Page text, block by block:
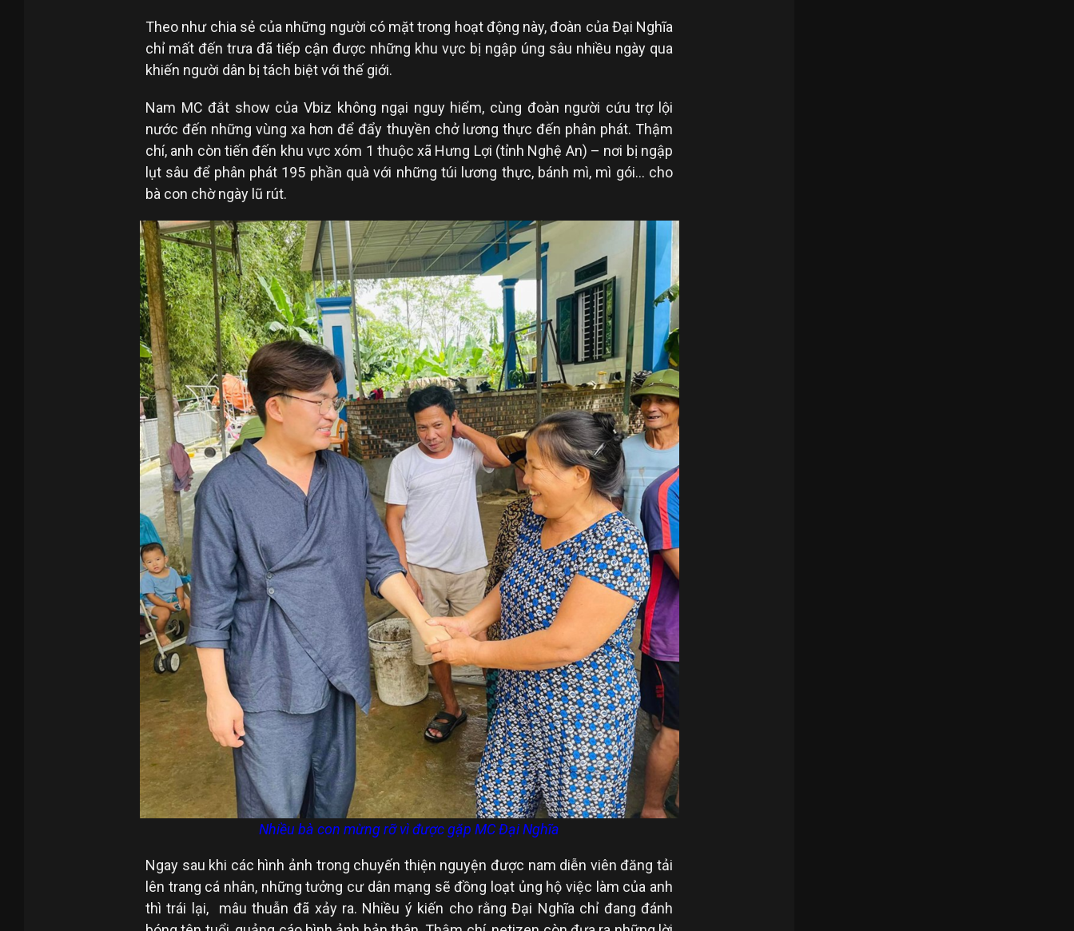
Theo như chia sẻ của những người có mặt trong hoạt động này, đoàn của Đại Nghĩa
chỉ mất đến trưa đã tiếp cận được những khu vực bị ngập úng sâu nhiều ngày qua
khiến người dân bị tách biệt với thế giới.
Nam MC đắt show của Vbiz không ngại nguy hiểm, cùng đoàn người cứu trợ lội
nước đến những vùng xa hơn để đẩy thuyền chở lương thực đến phân phát. Thậm
chí, anh còn tiến đến khu vực xóm 1 thuộc xã Hưng Lợi (tỉnh Nghệ An) – nơi bị ngập
lụt sâu để phân phát 195 phần quà với những túi lương thực, bánh mì, mì gói… cho
bà con chờ ngày lũ rút.
Nhiều bà con mừng rỡ vì được gặp MC Đại Nghĩa
Ngay sau khi các hình ảnh trong chuyến thiện nguyện được nam diễn viên đăng tải
lên trang cá nhân, những tưởng cư dân mạng sẽ đồng loạt ủng hộ việc làm của anh
thì trái lại, mâu thuẫn đã xảy ra. Nhiều ý kiến cho rằng Đại Nghĩa chỉ đang đánh